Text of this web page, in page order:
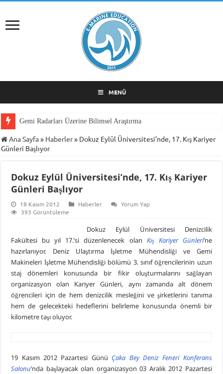
MENÜ
Gemi Radarları Üzerine Bilimsel Araştırma
Ana Sayfa» Haberler» Dokuz Eylül Üniversitesi’nde, 17. Kış Kariyer
Günleri Başlıyor
Dokuz Eylül Üniversitesi’nde, 17. Kış Kariyer
Günleri Başlıyor
18 Kasım 2012 Haberler
Yorum Yap
393 Görüntüleme
Dokuz Eylül Üniversitesi Denizcilik
Fakültesi bu yıl 17.’si düzenlenecek olan Kış Kariyer Günleri’ne
hazırlanıyor. Deniz Ulaştırma İşletme Mühendisliği ve Gemi
Makineleri İşletme Mühendisliği bölümü 3. sınıf öğrencilerinin uzun
staj dönemleri konusunda bir fikir oluşturmalarını sağlayan
organizasyon olan Kariyer Günleri, aynı zamanda alt dönem
öğrencileri için de hem denizcilik mesleğini ve şirketlerini tanıma
hem de gelecekteki hedeflerini belirleme konusunda önemli bir
kilometre taşı oluyor.
19 Kasım 2012 Pazartesi Günü Çaka Bey Deniz Feneri Konferans
Salonu’nda başlayacak olan organizasyon 03 Aralık 2012 Pazartesi